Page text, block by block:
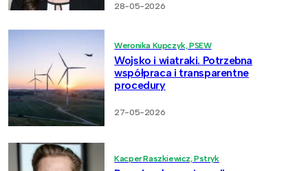
28-05-2026
Weronika Kupczyk, PSEW
Wojsko i wiatraki. Potrzebna
współpraca i transparentne
procedury
27-05-2026
Kacper Raszkiewicz, Pstryk